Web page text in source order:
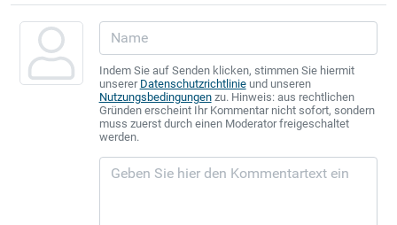
Indem Sie auf Senden klicken, stimmen Sie hiermit
unserer Datenschutzrichtlinieund unseren
Nutzungsbedingungenzu. Hinweis: aus rechtlichen
Gründen erscheint Ihr Kommentar nicht sofort, sondern
muss zuerst durch einen Moderator freigeschaltet
werden.